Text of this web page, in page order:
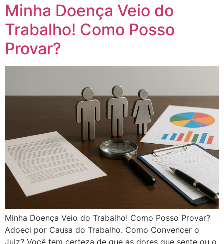
Minha Doença Veio do
Trabalho! Como Posso
Provar?
Minha Doença Veio do Trabalho! Como Posso Provar?
Adoeci por Causa do Trabalho. Como Convencer o
Juiz? Você tem certeza de que as dores que sente ou o